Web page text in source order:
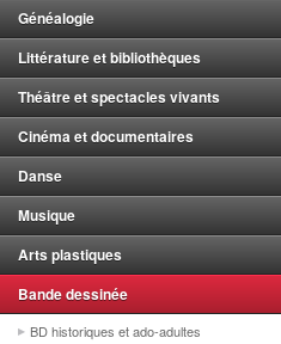
Généalogie
Littérature et bibliothèques
Théâtre et spectacles vivants
Cinéma et documentaires
Danse
Musique
Arts plastiques
Bande dessinée
BD historiques et ado-adultes